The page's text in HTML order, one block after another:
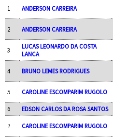
1 ANDERSON CARREIRA
2 ANDERSON CARREIRA
3
LUCAS LEONARDO DA COSTA
LANCA
4 BRUNO LEMES RODRIGUES
5 CAROLINE ESCOMPARIM RUGOLO
6 EDSON CARLOS DA ROSA SANTOS
7 CAROLINE ESCOMPARIM RUGOLO